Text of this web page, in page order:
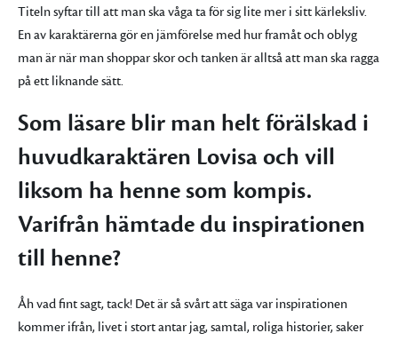
Titeln syftar till att man ska våga ta för sig lite mer i sitt kärleksliv.
En av karaktärerna gör en jämförelse med hur framåt och oblyg
man är när man shoppar skor och tanken är alltså att man ska ragga
på ett liknande sätt.
Som läsare blir man helt förälskad i
huvudkaraktären Lovisa och vill
liksom ha henne som kompis.
Varifrån hämtade du inspirationen
till henne?
Åh vad fint sagt, tack! Det är så svårt att säga var inspirationen
kommer ifrån, livet i stort antar jag, samtal, roliga historier, saker